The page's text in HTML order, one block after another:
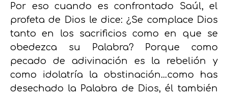
Por eso cuando es confrontado Saúl, el
profeta de Dios le dice: ¿Se complace Dios
tanto en los sacrificios como en que se
obedezca su Palabra? Porque como
pecado de adivinación es la rebelión y
como idolatría la obstinación…como has
desechado la Palabra de Dios, él también